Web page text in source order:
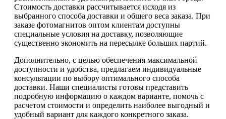
Стоимость доставки рассчитывается исходя из
выбранного способа доставки и общего веса заказа. При
заказе фотомагнитов оптом клиентам доступны
специальные условия на доставку, позволяющие
существенно экономить на пересылке больших партий.
Дополнительно, с целью обеспечения максимальной
доступности и удобства, предлагаем индивидуальные
консультации по выбору оптимального способа
доставки. Наши специалисты готовы представить
подробную информацию о каждом варианте, помочь с
расчетом стоимости и определить наиболее выгодный и
удобный вариант для каждого конкретного заказа.